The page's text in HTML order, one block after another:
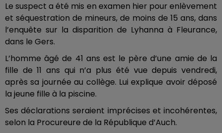
Le suspect a été mis en examen hier pour enlèvement
et séquestration de mineurs, de moins de 15 ans, dans
l’enquête sur la disparition de Lyhanna à Fleurance,
dans le Gers.
L’homme âgé de 41 ans est le père d’une amie de la
fille de 11 ans qui n’a plus été vue depuis vendredi,
après sa journée au collège. Lui explique avoir déposé
la jeune fille à la piscine.
Ses déclarations seraient imprécises et incohérentes,
selon la Procureure de la République d’Auch.